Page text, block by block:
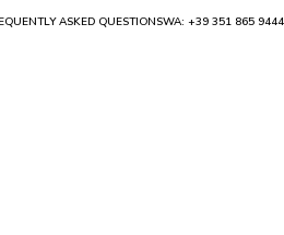
ASKED QUESTIONSWA: +39 351 865 9444